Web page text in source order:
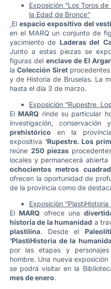
Exposición “Los Toros
la Edad de Bronce”
El espacio expositivo del
en el MARQ un conjunto de
yacimiento de Laderas del
Junto a estas piezas se
figuras del enclave de El Argar
laColección Siretprocedentes
y de Historia de Bruselas. La
hasta el día 3 de marzo.
Exposición “Rupestre.
El MARQ rinde su particular
investigación,
prehistórico en la
expositiva ‘Rupestre. Los
reúne 250 piezas
locales y permanecerá
ochocientos metros
ofrecen la oportunidad de
de la provincia como de
Exposición
El MARQ ofrece una
historia de la humanidad a
plastilina. Desde el
‘PlastiHistoria de la
por las etapas y
hombre. Una nueva
se podrá visitar en la
mes de enero.